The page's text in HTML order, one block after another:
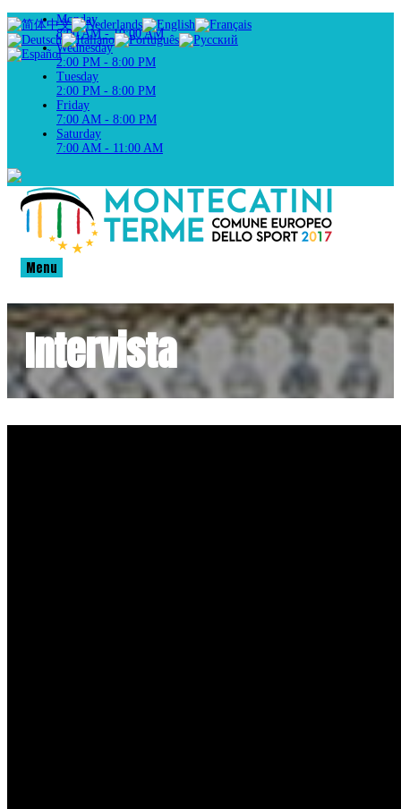
Monday
8:00 AM - 10:00 AM
Wednesday
2:00 PM - 8:00 PM
Tuesday
2:00 PM - 8:00 PM
Friday
7:00 AM - 8:00 PM
Saturday
7:00 AM - 11:00 AM
Menu
Intervista